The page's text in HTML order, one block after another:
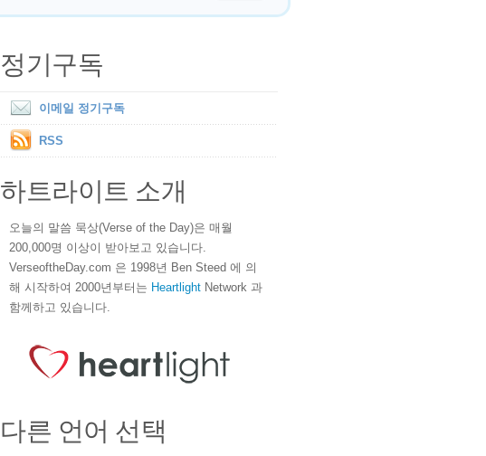
정기구독
이메일 정기구독
RSS
하트라이트 소개
오늘의 말씀 묵상(Verse of the Day)은 매월
200,000명 이상이 받아보고 있습니다.
VerseoftheDay.com 은 1998년 Ben Steed 에 의
해 시작하여 2000년부터는 Heartlight Network 과
함께하고 있습니다.
다른 언어 선택